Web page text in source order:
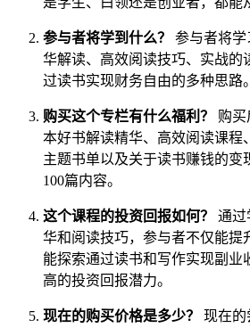
参与者将学到什么？
参与者将学
华解读、高效阅读技巧、实战的
过读书实现财务自由的多种思路。
购买这个专栏有什么福利？
购买
本好书解读精华、高效阅读课程
主题书单以及关于读书赚钱的变
100篇内容。
这个课程的投资回报如何？
通过
华和阅读技巧，参与者不仅能提
能探索通过读书和写作实现副业
高的投资回报潜力。
现在的购买价格是多少？
现在的